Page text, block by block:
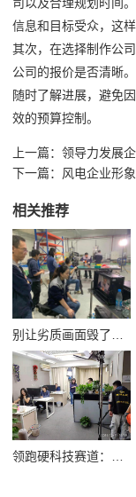
信息和目标受众，这
其次，在选择制作公
公司的报价是否清晰
随时了解进展，避免
效的预算控制。
上一篇： 领导力发展
下一篇： 风电企业形
相关推荐